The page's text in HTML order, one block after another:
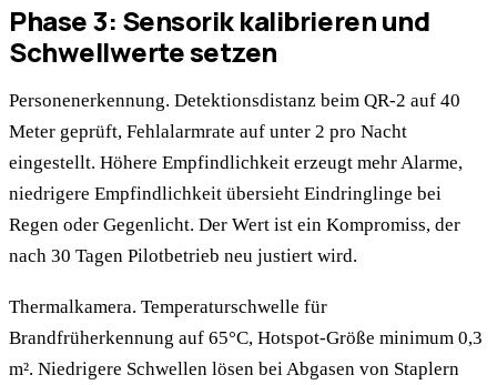
Phase 3: Sensorik kalibrieren und
Schwellwerte setzen
Personenerkennung. Detektionsdistanz beim QR-2 auf 40
Meter geprüft, Fehlalarmrate auf unter 2 pro Nacht
eingestellt. Höhere Empfindlichkeit erzeugt mehr Alarme,
niedrigere Empfindlichkeit übersieht Eindringlinge bei
Regen oder Gegenlicht. Der Wert ist ein Kompromiss, der
nach 30 Tagen Pilotbetrieb neu justiert wird.
Thermalkamera. Temperaturschwelle für
Brandfrüherkennung auf 65°C, Hotspot-Größe minimum 0,3
m². Niedrigere Schwellen lösen bei Abgasen von Staplern